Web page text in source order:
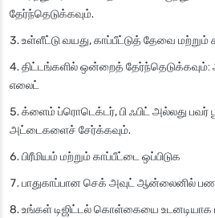
தேர்ந்தெடுக்கவும்.
உள்ளீட்டு வயது, காப்பீட்டுத் தேவை
திட்டங்களில் ஒன்றைத்
எலைட்
க்ளைம் ப்ரொடெக்டர், பி ஃபிட் அல்லது பவர்
அட்டைகளைச் சேர்க்கவும்.
பிரீமியம் மற்றும் காப்பீட்டை ஒப்பிடுக
பாதுகாப்பான செக் அவுட் ஆன்லைனில்
உங்கள் டிஜிட்டல் கொள்கையை உடனடியாக